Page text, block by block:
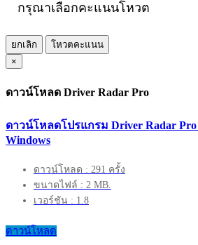
กรุณาเลือกคะแนนโหวต
ยกเลิก
โหวตคะแนน
×
ดาวน์โหลด Driver Radar Pro
ดาวน์โหลดโปรแกรม Driver Radar
Windows
ดาวน์โหลด : 291 ครั้ง
ขนาดไฟล์ : 2 MB.
เวอร์ชัน : 1.8
ดาวน์โหลด